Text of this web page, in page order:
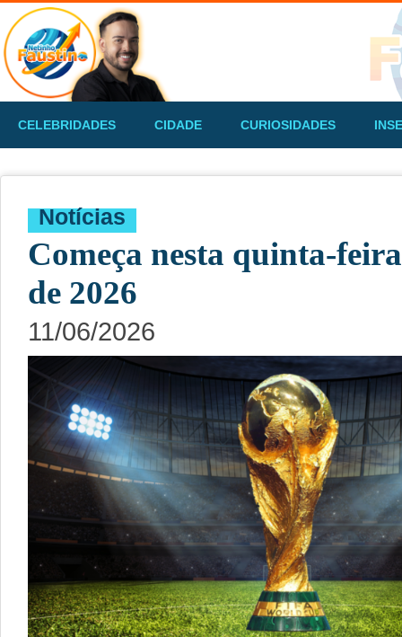
CELEBRIDADES CIDADE CURIOSIDADES
Notícias
Começa nesta quinta-
de 2026
11/06/2026